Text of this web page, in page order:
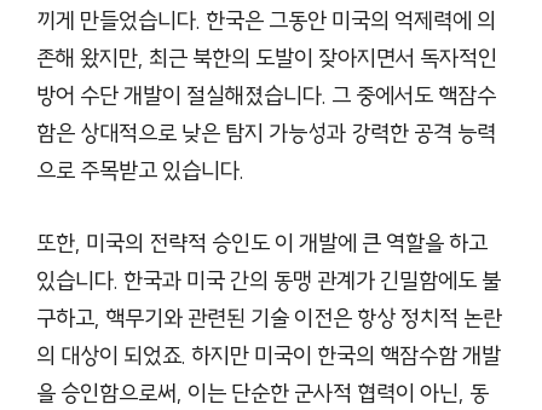
끼게 만들었습니다. 한국은 그동안 미국의 억제력에 의
존해 왔지만, 최근 북한의 도발이 잦아지면서 독자적인
방어 수단 개발이 절실해졌습니다. 그 중에서도 핵잠수
함은 상대적으로 낮은 탐지 가능성과 강력한 공격 능력
으로 주목받고 있습니다.
또한, 미국의 전략적 승인도 이 개발에 큰 역할을 하고
있습니다. 한국과 미국 간의 동맹 관계가 긴밀함에도 불
구하고, 핵무기와 관련된 기술 이전은 항상 정치적 논란
의 대상이 되었죠. 하지만 미국이 한국의 핵잠수함 개발
을 승인함으로써, 이는 단순한 군사적 협력이 아닌, 동